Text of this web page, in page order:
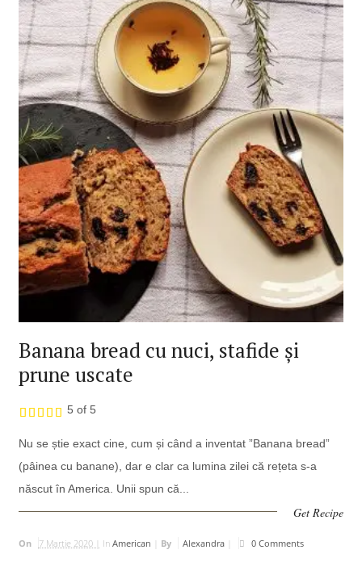
Banana bread cu nuci, stafide și
prune uscate
5 of 5
Nu se știe exact cine, cum și când a inventat ”Banana bread”
(pâinea cu banane), dar e clar ca lumina zilei că rețeta s-a
născut în America. Unii spun că...
Get Recipe
On 7 Martie 2020 | In American By Alexandra| 0 Comments